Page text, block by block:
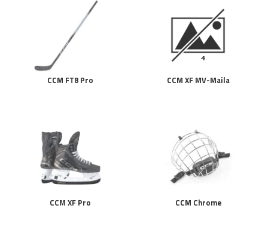
CCM FT8 Pro CCM XF MV-Maila
CCM XF Pro CCM Chrome